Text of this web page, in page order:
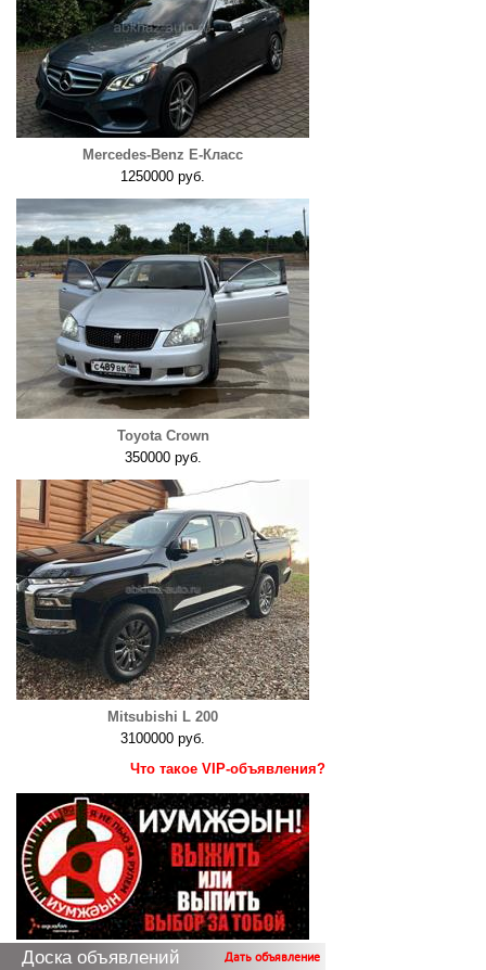
Mercedes-Benz E-Класс
1250000 руб.
Toyota Crown
350000 руб.
Mitsubishi L 200
3100000 руб.
Что такое VIP-объявления?
Доска объявлений Дать объявление